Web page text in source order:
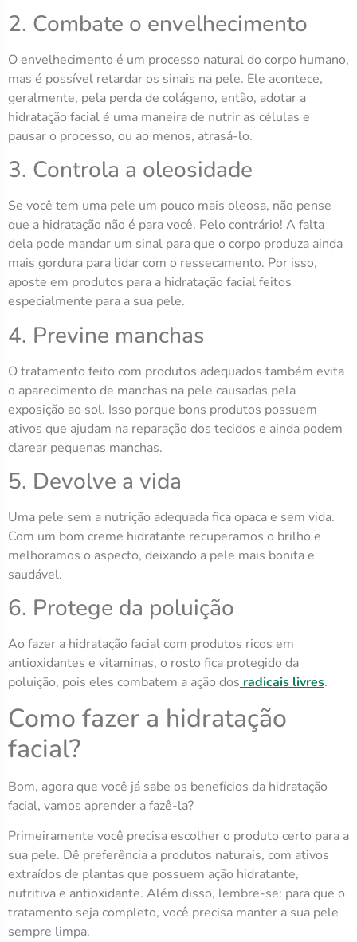
2. Combate o envelhecimento
O envelhecimento é um processo natural do corpo humano,
mas é possível retardar os sinais na pele. Ele acontece,
geralmente, pela perda de colágeno, então, adotar a
hidratação facial é uma maneira de nutrir as células e
pausar o processo, ou ao menos, atrasá-lo.
3. Controla a oleosidade
Se você tem uma pele um pouco mais oleosa, não pense
que a hidratação não é para você. Pelo contrário! A falta
dela pode mandar um sinal para que o corpo produza ainda
mais gordura para lidar com o ressecamento. Por isso,
aposte em produtos para a hidratação facial feitos
especialmente para a sua pele.
4. Previne manchas
O tratamento feito com produtos adequados também evita
o aparecimento de manchas na pele causadas pela
exposição ao sol. Isso porque bons produtos possuem
ativos que ajudam na reparação dos tecidos e ainda podem
clarear pequenas manchas.
5. Devolve a vida
Uma pele sem a nutrição adequada fica opaca e sem vida.
Com um bom creme hidratante recuperamos o brilho e
melhoramos o aspecto, deixando a pele mais bonita e
saudável.
6. Protege da poluição
Ao fazer a hidratação facial com produtos ricos em
antioxidantes e vitaminas, o rosto fica protegido da
poluição, pois eles combatem a ação dos radicais livres.
Como fazer a hidratação
facial?
Bom, agora que você já sabe os benefícios da hidratação
facial, vamos aprender a fazê-la?
Primeiramente você precisa escolher o produto certo para a
sua pele. Dê preferência a produtos naturais, com ativos
extraídos de plantas que possuem ação hidratante,
nutritiva e antioxidante. Além disso, lembre-se: para que o
tratamento seja completo, você precisa manter a sua pele
sempre limpa.